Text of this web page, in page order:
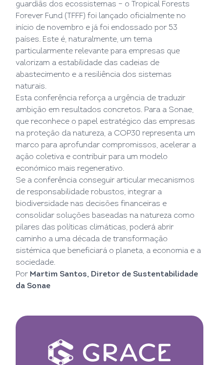
guardiãs dos ecossistemas – o Tropical Forests
Forever Fund (TFFF) foi lançado oficialmente no
início de novembro e já foi endossado por 53
países. Este é, naturalmente, um tema
particularmente relevante para empresas que
valorizam a estabilidade das cadeias de
abastecimento e a resiliência dos sistemas
naturais.
Esta conferência reforça a urgência de traduzir
ambição em resultados concretos. Para a Sonae,
que reconhece o papel estratégico das empresas
na proteção da natureza, a COP30 representa um
marco para aprofundar compromissos, acelerar a
ação coletiva e contribuir para um modelo
económico mais regenerativo.
Se a conferência conseguir articular mecanismos
de responsabilidade robustos, integrar a
biodiversidade nas decisões financeiras e
consolidar soluções baseadas na natureza como
pilares das políticas climáticas, poderá abrir
caminho a uma década de transformação
sistémica que beneficiará o planeta, a economia e a
sociedade.
Por Martim Santos, Diretor de Sustentabilidade
da Sonae